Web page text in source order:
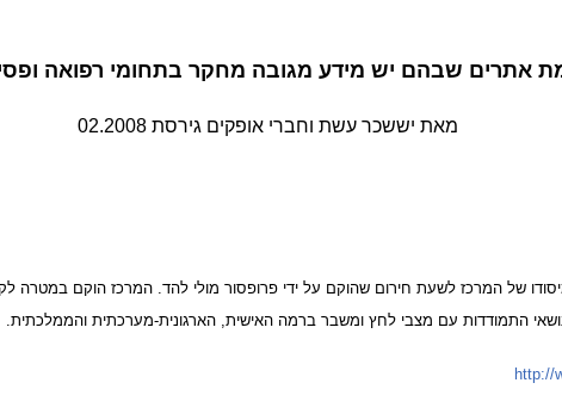
אתרים שבהם יש מידע מגובה מחקר בתחומי רפואה
מאת יששכר עשת וחברי אופקים גירסת 02.2008
של המרכז לשעת חירום שהוקם על ידי פרופסור מולי להד. המרכז הוקם במטרה
התמודדות עם מצבי לחץ ומשבר ברמה האישית, הארגונית-מערכתית והממלכתית.
http://